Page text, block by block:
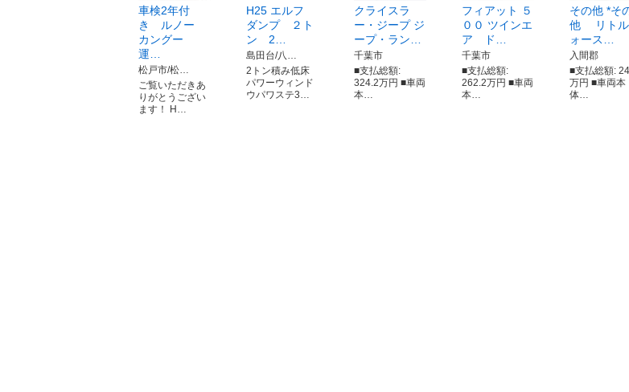
車検2年付
き ルノー
カングー
運…
松戸市/松…
ご覧いただきあ
りがとうござい
ます！ H…
H25 エルフ
ダンプ ２ト
ン 2…
島田台/八…
2トン積み低床
パワーウィンド
ウパワステ3…
クライスラ
ー・ジープ ジ
ープ・ラン…
千葉市
■支払総額:
324.2万円 ■車両
本…
フィアット ５
００ ツインエ
ア ド…
千葉市
■支払総額:
262.2万円 ■車両
本…
その他 *そ
他 リトル
ォース…
入間郡
■支払総額:
万円 ■車両本
体…